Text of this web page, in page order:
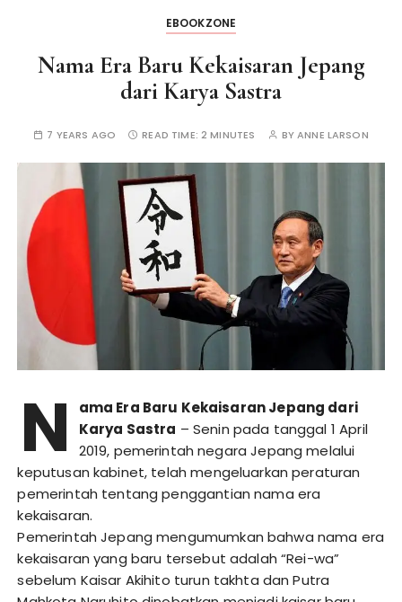
EBOOKZONE
Nama Era Baru Kekaisaran Jepang
dari Karya Sastra
7 YEARS AGO READ TIME: 2 MINUTES BYANNE LARSON
N
ama Era Baru Kekaisaran Jepang dari
Karya Sastra – Senin pada tanggal 1 April
2019, pemerintah negara Jepang melalui
keputusan kabinet, telah mengeluarkan peraturan
pemerintah tentang penggantian nama era
kekaisaran.
Pemerintah Jepang mengumumkan bahwa nama era
kekaisaran yang baru tersebut adalah “Rei-wa”
sebelum Kaisar Akihito turun takhta dan Putra